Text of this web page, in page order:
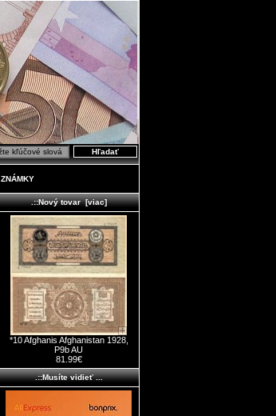
ZNÁMKY
.::Nový tovar [viac]
*10 Afghanis Afghanistan 1928,
P9b AU
81.99€
.::Musíte vidieť ...